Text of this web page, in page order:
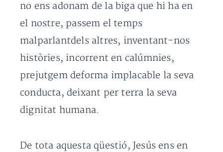
no ens adonam de la biga que hi ha en
el nostre, passem el temps
malparlantdels altres, inventant-nos
històries, incorrent en calúmnies,
prejutgem deforma implacable la seva
conducta, deixant per terra la seva
dignitat humana.
De tota aquesta qüestió, Jesús ens en